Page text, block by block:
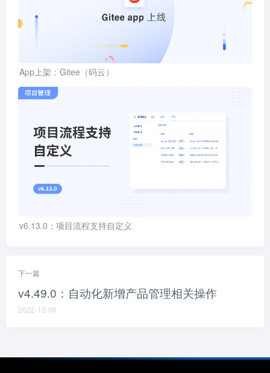
App上架：Gitee（码云）
v6.13.0：项目流程支持自定义
下一篇
v4.49.0：自动化新增产品管理相关操作
2022-12-06